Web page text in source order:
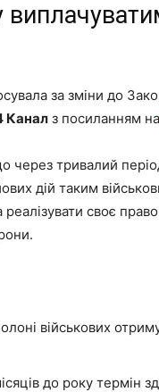
за зміни до
Канал з посиланням на
через тривалий
дій таким
реалізувати своє
військових
до року термін